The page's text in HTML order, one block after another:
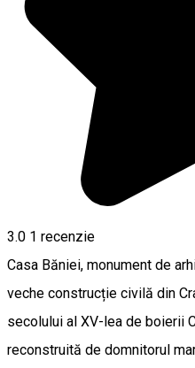
3.0 1 recenzie
Casa Băniei, monument de
veche construcție civilă din
secolului al XV-lea de boierii
reconstruită de domnitorul